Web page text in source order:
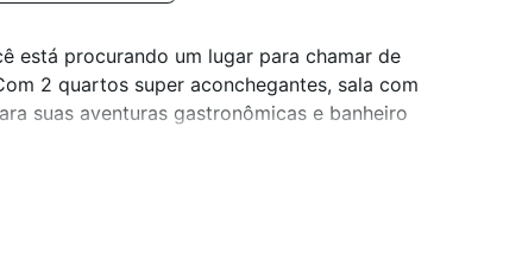
está procurando um lugar para chamar de
2 quartos super aconchegantes, sala com
suas aventuras gastronômicas e banheiro
o dia a dia, uma área de lazer para relaxar
na localização privilegiada, pertinho de